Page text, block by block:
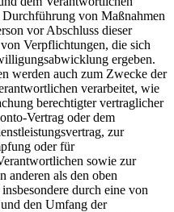
von Maßnahmen
vor Abschluss dieser
Verpflichtungen, die sich
ergeben.
werden auch zum Zwecke der
verarbeitet, wie
berechtigter vertraglicher
Vertrag oder dem
zur
oder für
sowie zur
anderen als den oben
durch eine von
den Umfang der